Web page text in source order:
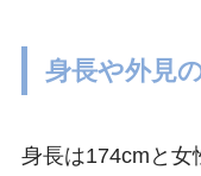
身長や外見
身長は174cmと女